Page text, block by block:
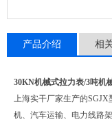
产品介绍 相
30KN机械式拉力表/3吨机
上海实干厂家生产的
机、汽车运输、电力线路